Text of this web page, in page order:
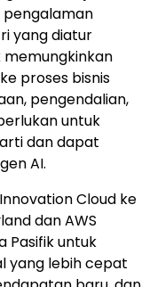
yang diatur
proses bisnis
pengendalian,
untuk
dan dapat
AI.
Cloud ke
dan AWS
Pasifik untuk
yang lebih cepat